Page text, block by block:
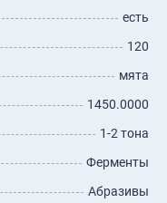
есть
120
мята
1450.0000
1-2 тона
Ферменты
Абразивы